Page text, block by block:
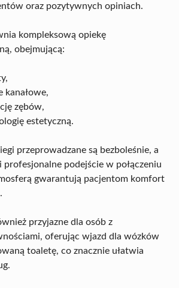
oraz pozytywnych opiniach.
kompleksową opiekę
obejmującą:
kanałowe,
zębów,
estetyczną.
przeprowadzane są bezboleśnie, a
podejście w połączeniu
gwarantują pacjentom komfort
przyjazne dla osób z
oferując wjazd dla wózków
toaletę, co znacznie ułatwia